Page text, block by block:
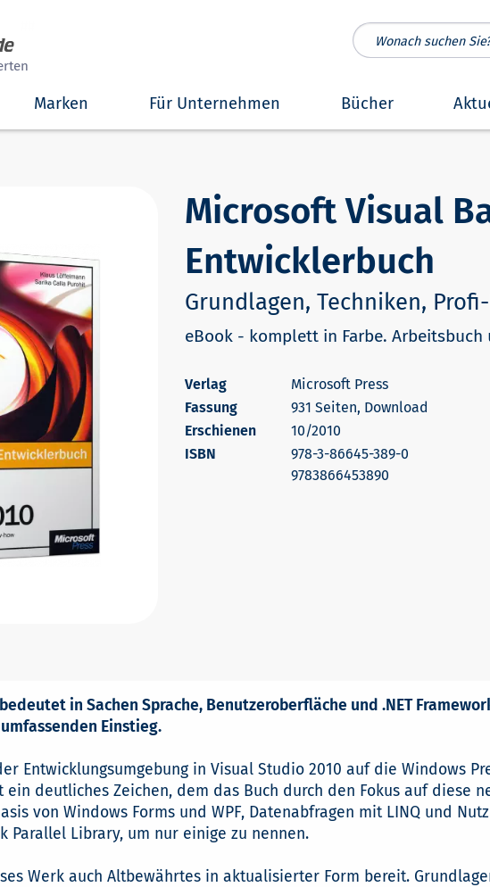
Marken Für Unternehmen Bücher
Microsoft Visual
Entwicklerbuch
Grundlagen, Techniken,
eBook - komplett in Farbe. Arbeitsbuch
Microsoft Press
931 Seiten, Download
Erschienen
10/2010
978-3-86645-389-0
9783866453890
in Sachen Sprache, Benutzeroberfläche und .NET
Einstieg.
Entwicklungsumgebung in Visual Studio 2010 auf die Windows
ein deutliches Zeichen, dem das Buch durch den Fokus auf diese
von Windows Forms und WPF, Datenabfragen mit LINQ und
Parallel Library, um nur einige zu nennen.
Werk auch Altbewährtes in aktualisierter Form bereit.